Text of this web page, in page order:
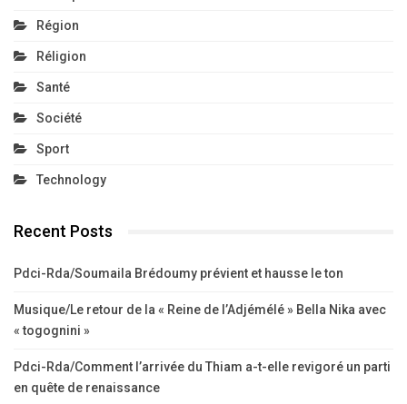
Région
Réligion
Santé
Société
Sport
Technology
Recent Posts
Pdci-Rda/Soumaila Brédoumy prévient et hausse le ton
Musique/Le retour de la « Reine de l’Adjémélé » Bella Nika avec
« togognini »
Pdci-Rda/Comment l’arrivée du Thiam a-t-elle revigoré un parti
en quête de renaissance